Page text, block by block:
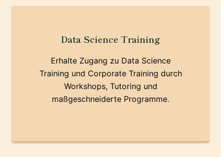
Data Science Training
Erhalte Zugang zu Data Science
Training und Corporate Training durch
Workshops, Tutoring und
maßgeschneiderte Programme.